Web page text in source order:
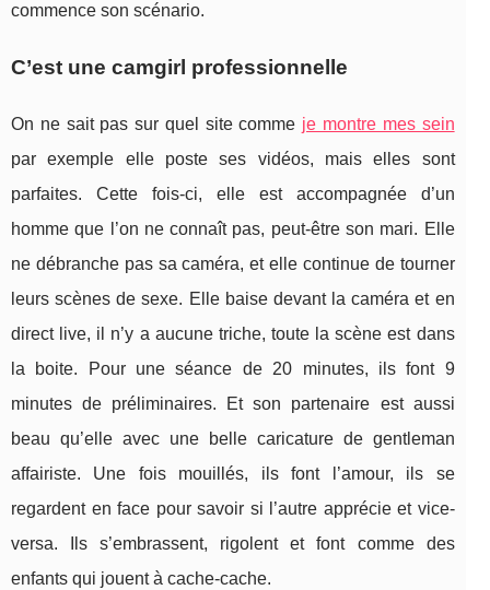
commence son scénario.
C’est une camgirl professionnelle
On ne sait pas sur quel site comme je montre mes sein
par exemple elle poste ses vidéos, mais elles sont
parfaites. Cette fois-ci, elle est accompagnée d’un
homme que l’on ne connaît pas, peut-être son mari. Elle
ne débranche pas sa caméra, et elle continue de tourner
leurs scènes de sexe. Elle baise devant la caméra et en
direct live, il n’y a aucune triche, toute la scène est dans
la boite. Pour une séance de 20 minutes, ils font 9
minutes de préliminaires. Et son partenaire est aussi
beau qu’elle avec une belle caricature de gentleman
affairiste. Une fois mouillés, ils font l’amour, ils se
regardent en face pour savoir si l’autre apprécie et vice-
versa. Ils s’embrassent, rigolent et font comme des
enfants qui jouent à cache-cache.